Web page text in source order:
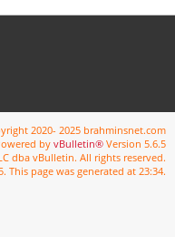
2020- 2025 brahminsnet.com
byvBulletin® Version 5.6.5
dba vBulletin. All rights reserved.
This page was generated at 23:34.